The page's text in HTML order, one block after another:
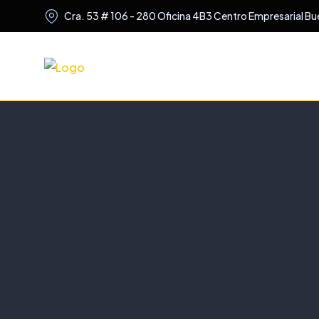
Cra. 53 # 106 - 280 Oficina 4B3 Centro Empresarial